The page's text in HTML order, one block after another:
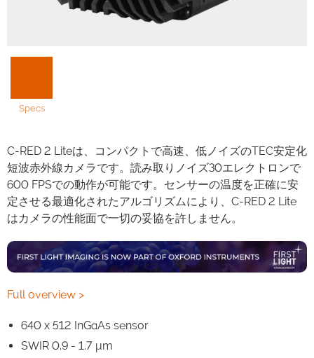
Specs
C-RED 2 Liteは、コンパクトで高速、低ノイズのTEC安定化
短波赤外線カメラです。読み取りノイズ30エレクトロンで
600 FPSでの動作が可能です。センサーの温度を正確に安
定させる最適化されたアルゴリズムにより、C-RED 2 Lite
はカメラの性能面で一切の妥協を許しません。
Full overview >
640 x 512 InGaAs sensor
SWIR 0.9 - 1.7 μm